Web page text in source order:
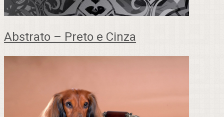
Abstrato – Preto e Cinza